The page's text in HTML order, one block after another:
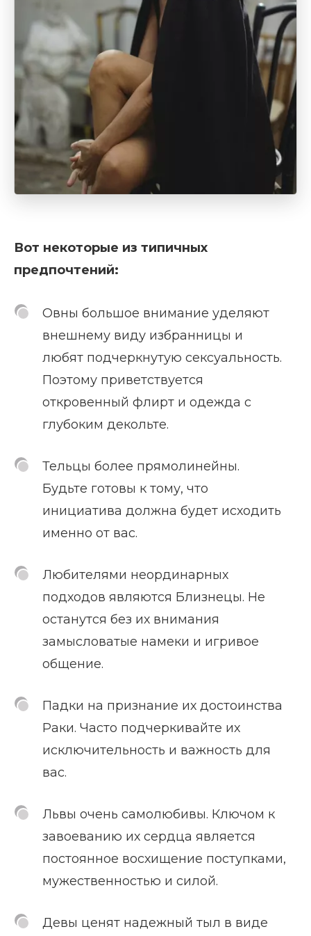
Вот некоторые из типичных
предпочтений:
Овны большое внимание уделяют
внешнему виду избранницы и
любят подчеркнутую сексуальность.
Поэтому приветствуется
откровенный флирт и одежда с
глубоким декольте.
Тельцы более прямолинейны.
Будьте готовы к тому, что
инициатива должна будет исходить
именно от вас.
Любителями неординарных
подходов являются Близнецы. Не
останутся без их внимания
замысловатые намеки и игривое
общение.
Падки на признание их достоинства
Раки. Часто подчеркивайте их
исключительность и важность для
вас.
Львы очень самолюбивы. Ключом к
завоеванию их сердца является
постоянное восхищение поступками,
мужественностью и силой.
Девы ценят надежный тыл в виде